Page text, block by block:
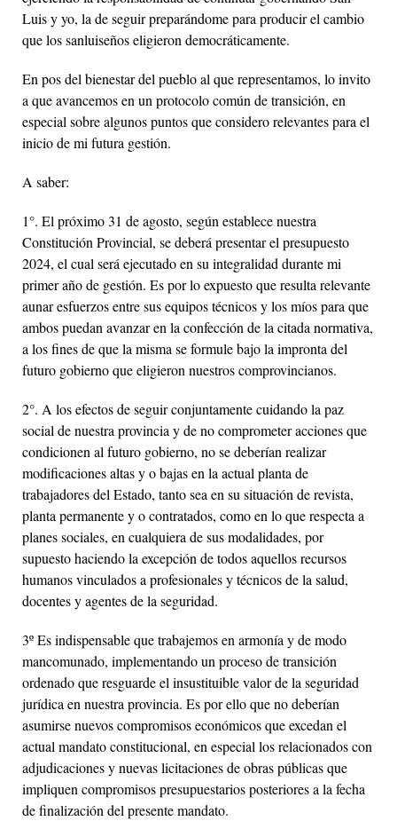
Luis y yo, la de seguir preparándome para producir el cambio
que los sanluiseños eligieron democráticamente.
En pos del bienestar del pueblo al que representamos, lo invito
a que avancemos en un protocolo común de transición, en
especial sobre algunos puntos que considero relevantes para el
inicio de mi futura gestión.
A saber:
1°. El próximo 31 de agosto, según establece nuestra
Constitución Provincial, se deberá presentar el presupuesto
2024, el cual será ejecutado en su integralidad durante mi
primer año de gestión. Es por lo expuesto que resulta relevante
aunar esfuerzos entre sus equipos técnicos y los míos para que
ambos puedan avanzar en la confección de la citada normativa,
a los fines de que la misma se formule bajo la impronta del
futuro gobierno que eligieron nuestros comprovincianos.
2°. A los efectos de seguir conjuntamente cuidando la paz
social de nuestra provincia y de no comprometer acciones que
condicionen al futuro gobierno, no se deberían realizar
modificaciones altas y o bajas en la actual planta de
trabajadores del Estado, tanto sea en su situación de revista,
planta permanente y o contratados, como en lo que respecta a
planes sociales, en cualquiera de sus modalidades, por
supuesto haciendo la excepción de todos aquellos recursos
humanos vinculados a profesionales y técnicos de la salud,
docentes y agentes de la seguridad.
3º Es indispensable que trabajemos en armonía y de modo
mancomunado, implementando un proceso de transición
ordenado que resguarde el insustituible valor de la seguridad
jurídica en nuestra provincia. Es por ello que no deberían
asumirse nuevos compromisos económicos que excedan el
actual mandato constitucional, en especial los relacionados con
adjudicaciones y nuevas licitaciones de obras públicas que
impliquen compromisos presupuestarios posteriores a la fecha
de finalización del presente mandato.